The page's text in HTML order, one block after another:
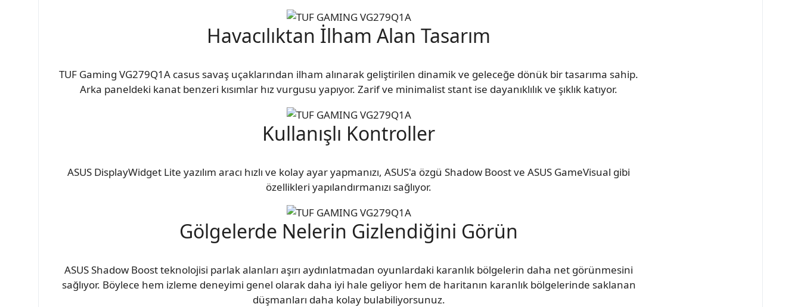
Havacılıktan İlham Alan Tasarım
TUF Gaming VG279Q1A casus savaş uçaklarından ilham alınarak geliştirilen dinamik ve geleceğe dönük bir tasarıma sahip.
Arka paneldeki kanat benzeri kısımlar hız vurgusu yapıyor. Zarif ve minimalist stant ise dayanıklılık ve şıklık katıyor.
Kullanışlı Kontroller
ASUS DisplayWidget Lite yazılım aracı hızlı ve kolay ayar yapmanızı, ASUS'a özgü Shadow Boost ve ASUS GameVisual gibi
özellikleri yapılandırmanızı sağlıyor.
Gölgelerde Nelerin Gizlendiğini Görün
ASUS Shadow Boost teknolojisi parlak alanları aşırı aydınlatmadan oyunlardaki karanlık bölgelerin daha net görünmesini
sağlıyor. Böylece hem izleme deneyimi genel olarak daha iyi hale geliyor hem de haritanın karanlık bölgelerinde saklanan
düşmanları daha kolay bulabiliyorsunuz.